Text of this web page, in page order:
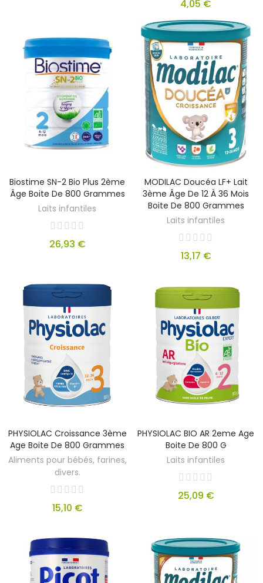
4,05 €
Biostime SN-2 Bio Plus 2ème
Âge Boite De 800 Grammes
Laits infantiles
26,93 €
MODILAC Doucéa LF+ Lait
3ème Âge De 12 À 36 Mois
Boite De 800 Grammes
Laits infantiles
13,17 €
PHYSIOLAC Croissance 3ème
Age Boite De 800 Grammes
Aliments pour bébés, farines,
divers.
15,10 €
PHYSIOLAC BIO AR 2eme Age
Boite De 800 G
Laits infantiles
25,09 €